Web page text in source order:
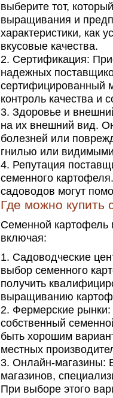
выберите тот,
выращивания и
характеристики, как
вкусовые качества.
Сертификация:
надежных
сертифицированный
контроль качества и
Здоровье и
на их внешний вид.
болезней или
гнилью или
Репутация
семенного
садоводов могут
Где можно купить
Семенной картофель
включая:
Садоводческие
выбор семенного
получить
выращиванию
Фермерские
собственный
быть хорошим
местных
Онлайн-магазины:
магазинов,
При выборе этого